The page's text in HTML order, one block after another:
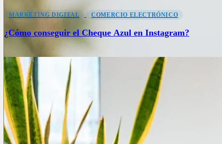
MARKETING DIGITAL COMERCIO ELECTRÓNICO
¿Cómo conseguir el Cheque Azul en Instagram?